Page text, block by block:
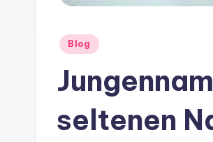
Posted
Blog
seltenen